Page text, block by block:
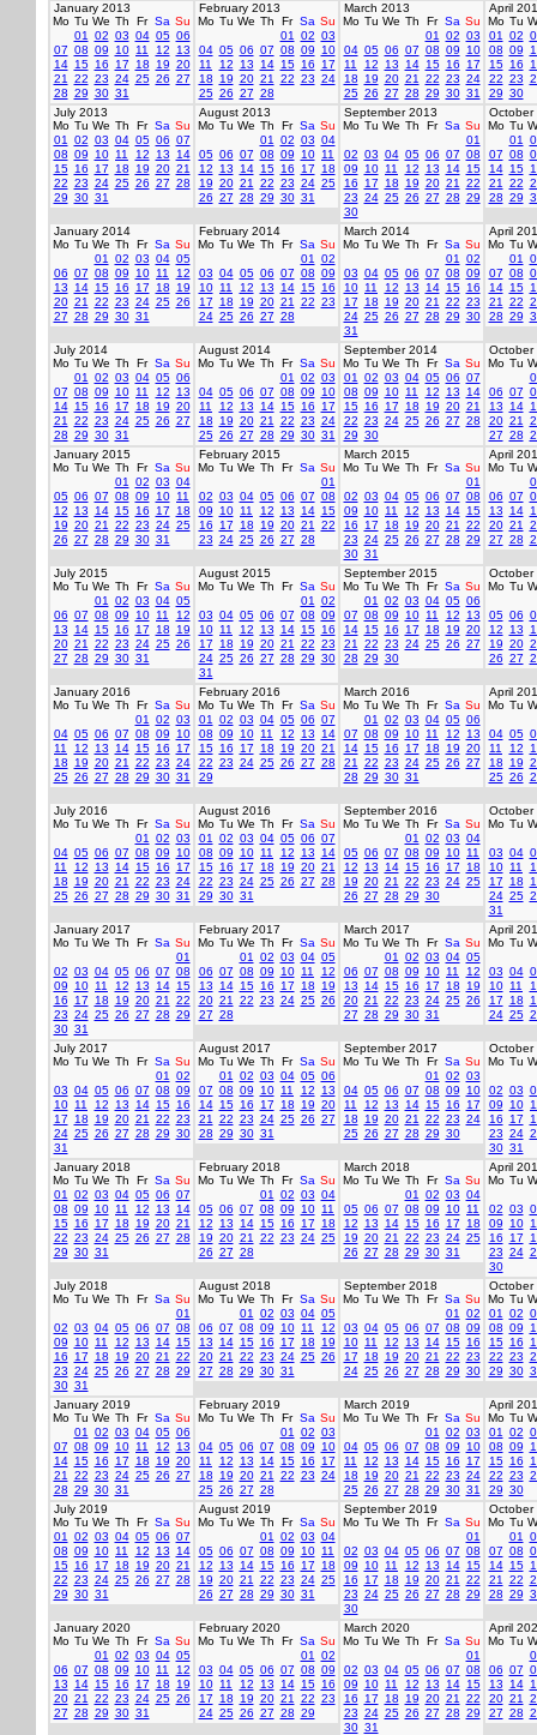
January 2013
Mo Tu We Th Fr Sa Su
01
02 03 04 05 06
07 08 09 10 11 12
13
14 15 16 17 18 19 20
21
22 23 24 25 26 27
28 29 30 31
February 2013
Mo Tu We Th Fr Sa Su
01
02 03
04 05 06 07 08 09
10
11
12 13 14 15 16
17
18
19 20 21 22 23 24
25 26 27 28
March 2013
Mo Tu We Th Fr Sa Su
01
02 03
04 05 06 07 08 09
10
11
12 13 14 15 16
17
18
19 20 21 22 23 24
25 26 27 28 29 30 31
April
Mo Tu
01
02
08 09
15 16
22 23
29 30
July 2013
Mo Tu We Th Fr Sa Su
01
02 03 04 05 06 07
08 09 10 11 12 13
14
15 16 17 18 19 20 21
22 23 24 25 26 27 28
29 30 31
August 2013
Mo Tu We Th Fr Sa Su
01
02 03 04
05 06 07 08 09 10 11
12
13 14 15 16 17
18
19 20 21 22 23 24 25
26 27 28 29 30 31
September 2013
Mo Tu We Th Fr Sa Su
01
02 03 04 05 06 07 08
09
10 11 12 13 14 15
16
17 18 19 20 21
22
23 24 25 26 27 28 29
30
October
Mo Tu
01
07 08
14 15
21
22
28 29
January 2014
Mo Tu We Th Fr Sa Su
01
02 03 04 05
06 07 08 09 10 11
12
13
14 15 16 17 18
19
20 21 22 23 24 25 26
27 28 29 30 31
February 2014
Mo Tu We Th Fr Sa Su
01
02
03 04 05 06 07 08 09
10 11 12 13 14 15 16
17
18 19 20 21 22 23
24 25 26 27 28
March 2014
Mo Tu We Th Fr Sa Su
01
02
03 04 05 06 07 08 09
10 11 12 13 14 15 16
17
18 19 20 21 22 23
24 25 26 27 28 29 30
31
April
Mo Tu
01
07 08
14 15
21
22
28 29
July 2014
Mo Tu We Th Fr Sa Su
01
02 03 04 05 06
07 08 09 10 11 12
13
14 15 16 17 18 19 20
21
22 23 24 25 26 27
28 29 30 31
August 2014
Mo Tu We Th Fr Sa Su
01
02 03
04 05 06 07 08 09
10
11
12 13 14 15 16
17
18
19 20 21 22 23 24
25 26 27 28 29 30 31
September 2014
Mo Tu We Th Fr Sa Su
01
02 03 04 05 06 07
08 09 10 11 12 13
14
15 16 17 18 19 20 21
22 23 24 25 26 27 28
29 30
October
Mo Tu
06 07
13
14
20 21
27 28
January 2015
Mo Tu We Th Fr Sa Su
01
02 03 04
05 06 07 08 09 10 11
12
13 14 15 16 17
18
19 20 21 22 23 24 25
26 27 28 29 30 31
February 2015
Mo Tu We Th Fr Sa Su
01
02 03 04 05 06 07 08
09
10 11 12 13 14 15
16
17 18 19 20 21
22
23 24 25 26 27 28
March 2015
Mo Tu We Th Fr Sa Su
01
02 03 04 05 06 07 08
09
10 11 12 13 14 15
16
17 18 19 20 21
22
23 24 25 26 27 28 29
30 31
April
Mo Tu
06 07
13
14
20 21
27 28
July 2015
Mo Tu We Th Fr Sa Su
01
02 03 04 05
06 07 08 09 10 11
12
13
14 15 16 17 18
19
20 21 22 23 24 25 26
27 28 29 30 31
August 2015
Mo Tu We Th Fr Sa Su
01
02
03 04 05 06 07 08 09
10 11 12 13 14 15 16
17
18 19 20 21 22 23
24 25 26 27 28 29 30
31
September 2015
Mo Tu We Th Fr Sa Su
01
02 03 04 05 06
07 08 09 10 11 12
13
14 15 16 17 18 19 20
21
22 23 24 25 26 27
28 29 30
October
Mo Tu
05 06
12
13
19 20
26 27
January 2016
Mo Tu We Th Fr Sa Su
01
02 03
04 05 06 07 08 09
10
11
12 13 14 15 16
17
18
19 20 21 22 23 24
25 26 27 28 29 30 31
February 2016
Mo Tu We Th Fr Sa Su
01
02 03 04 05 06 07
08 09 10 11 12 13
14
15 16 17 18 19 20 21
22 23 24 25 26 27 28
29
March 2016
Mo Tu We Th Fr Sa Su
01
02 03 04 05 06
07 08 09 10 11 12
13
14 15 16 17 18 19 20
21
22 23 24 25 26 27
28 29 30 31
April
Mo Tu
04 05
11
12
18
19
25 26
July 2016
Mo Tu We Th Fr Sa Su
01
02 03
04 05 06 07 08 09
10
11
12 13 14 15 16
17
18
19 20 21 22 23 24
25 26 27 28 29 30 31
August 2016
Mo Tu We Th Fr Sa Su
01
02 03 04 05 06 07
08 09 10 11 12 13
14
15 16 17 18 19 20 21
22 23 24 25 26 27 28
29 30 31
September 2016
Mo Tu We Th Fr Sa Su
01
02 03 04
05 06 07 08 09 10 11
12
13 14 15 16 17
18
19 20 21 22 23 24 25
26 27 28 29 30
October
Mo Tu
03 04
10 11
17
18
24 25
31
January 2017
Mo Tu We Th Fr Sa Su
01
02 03 04 05 06 07 08
09
10 11 12 13 14 15
16
17 18 19 20 21
22
23 24 25 26 27 28 29
30 31
February 2017
Mo Tu We Th Fr Sa Su
01
02 03 04 05
06 07 08 09 10 11
12
13
14 15 16 17 18
19
20 21 22 23 24 25 26
27 28
March 2017
Mo Tu We Th Fr Sa Su
01
02 03 04 05
06 07 08 09 10 11
12
13
14 15 16 17 18
19
20 21 22 23 24 25 26
27 28 29 30 31
April
Mo Tu
03 04
10 11
17
18
24 25
July 2017
Mo Tu We Th Fr Sa Su
01
02
03 04 05 06 07 08 09
10 11 12 13 14 15 16
17
18 19 20 21 22 23
24 25 26 27 28 29 30
31
August 2017
Mo Tu We Th Fr Sa Su
01
02 03 04 05 06
07 08 09 10 11 12
13
14 15 16 17 18 19 20
21
22 23 24 25 26 27
28 29 30 31
September 2017
Mo Tu We Th Fr Sa Su
01
02 03
04 05 06 07 08 09
10
11
12 13 14 15 16
17
18
19 20 21 22 23 24
25 26 27 28 29 30
October
Mo Tu
02 03
09
10
16
17
23 24
30 31
January 2018
Mo Tu We Th Fr Sa Su
01
02 03 04 05 06 07
08 09 10 11 12 13
14
15 16 17 18 19 20 21
22 23 24 25 26 27 28
29 30 31
February 2018
Mo Tu We Th Fr Sa Su
01
02 03 04
05 06 07 08 09 10 11
12
13 14 15 16 17
18
19 20 21 22 23 24 25
26 27 28
March 2018
Mo Tu We Th Fr Sa Su
01
02 03 04
05 06 07 08 09 10 11
12
13 14 15 16 17
18
19 20 21 22 23 24 25
26 27 28 29 30 31
April
Mo Tu
02 03
09
10
16
17
23 24
30
July 2018
Mo Tu We Th Fr Sa Su
01
02 03 04 05 06 07 08
09
10 11 12 13 14 15
16
17 18 19 20 21
22
23 24 25 26 27 28 29
30 31
August 2018
Mo Tu We Th Fr Sa Su
01
02 03 04 05
06 07 08 09 10 11
12
13
14 15 16 17 18
19
20 21 22 23 24 25 26
27 28 29 30 31
September 2018
Mo Tu We Th Fr Sa Su
01
02
03 04 05 06 07 08 09
10 11 12 13 14 15 16
17
18 19 20 21 22 23
24 25 26 27 28 29 30
October
Mo Tu
01
02
08 09
15 16
22 23
29 30
January 2019
Mo Tu We Th Fr Sa Su
01
02 03 04 05 06
07 08 09 10 11 12
13
14 15 16 17 18 19 20
21
22 23 24 25 26 27
28 29 30 31
February 2019
Mo Tu We Th Fr Sa Su
01
02 03
04 05 06 07 08 09
10
11
12 13 14 15 16
17
18
19 20 21 22 23 24
25 26 27 28
March 2019
Mo Tu We Th Fr Sa Su
01
02 03
04 05 06 07 08 09
10
11
12 13 14 15 16
17
18
19 20 21 22 23 24
25 26 27 28 29 30 31
April
Mo Tu
01
02
08 09
15 16
22 23
29 30
July 2019
Mo Tu We Th Fr Sa Su
01
02 03 04 05 06 07
08 09 10 11 12 13
14
15 16 17 18 19 20 21
22 23 24 25 26 27 28
29 30 31
August 2019
Mo Tu We Th Fr Sa Su
01
02 03 04
05 06 07 08 09 10 11
12
13 14 15 16 17
18
19 20 21 22 23 24 25
26 27 28 29 30 31
September 2019
Mo Tu We Th Fr Sa Su
01
02 03 04 05 06 07 08
09
10 11 12 13 14 15
16
17 18 19 20 21
22
23 24 25 26 27 28 29
30
October
Mo Tu
01
07 08
14 15
21
22
28 29
January 2020
Mo Tu We Th Fr Sa Su
01
02 03 04 05
06 07 08 09 10 11
12
13
14 15 16 17 18
19
20 21 22 23 24 25 26
27 28 29 30 31
February 2020
Mo Tu We Th Fr Sa Su
01
02
03 04 05 06 07 08 09
10 11 12 13 14 15 16
17
18 19 20 21 22 23
24 25 26 27 28 29
March 2020
Mo Tu We Th Fr Sa Su
01
02 03 04 05 06 07 08
09
10 11 12 13 14 15
16
17 18 19 20 21
22
23 24 25 26 27 28 29
30 31
April
Mo Tu
06 07
13
14
20 21
27 28